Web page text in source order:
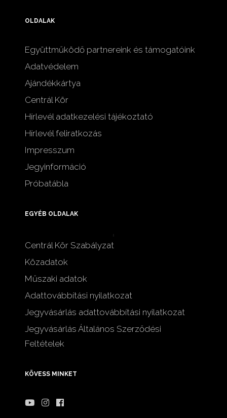
OLDALAK
Együttműködő partnereink és támogatóink
Adatvédelem
Ajándékkártya
Centrál Kör
Hírlevél adatkezelési tájékoztató
Hírlevél feliratkozás
Impresszum
Jegyinformáció
Próbatábla
EGYÉB OLDALAK
Centrál Kör Szabályzat
Közadatok
Műszaki adatok
Adattovábbítási nyilatkozat
Jegyvásárlás adattovábbítási nyilatkozat
Jegyvásárlás Általános Szerződési
Feltételek
KÖVESS MINKET